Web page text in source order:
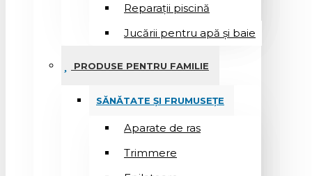
Reparații piscină
Jucării pentru apă și baie
PRODUSE PENTRU FAMILIE
SĂNĂTATE ȘI FRUMUSEȚE
Aparate de ras
Trimmere